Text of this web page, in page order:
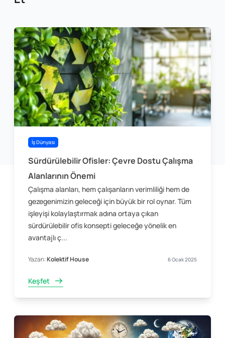
İş Dünyası
Sürdürülebilir Ofisler: Çevre Dostu Çalışma
Alanlarının Önemi
Çalışma alanları, hem çalışanların verimliliği hem de
gezegenimizin geleceği için büyük bir rol oynar. Tüm
işleyişi kolaylaştırmak adına ortaya çıkan
sürdürülebilir ofis konsepti geleceğe yönelik en
avantajlı ç...
Yazan:Kolektif House 6 Ocak 2025
Keşfet